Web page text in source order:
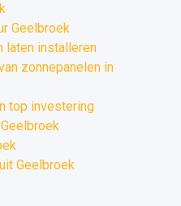
Geelbroek
laten installeren
zonnepanelen in
top investering
Geelbroek